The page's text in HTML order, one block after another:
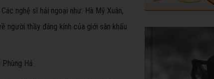
nghệ sĩ hải ngoại như: Hà Mỹ Xuân,
người thầy đáng kính của giới sân khấu